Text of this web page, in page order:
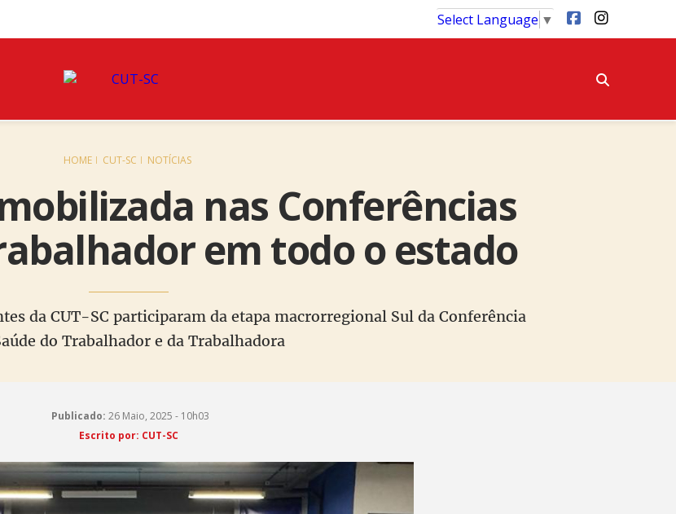
Select Language ▼
HOME CUT-SC NOTÍCIAS
mobilizada nas Conferências
em todo o estado
da CUT-SC participaram da etapa macrorregional Sul da Conferência
do Trabalhador e da Trabalhadora
Publicado: 26 Maio, 2025 - 10h03
Escrito por: CUT-SC